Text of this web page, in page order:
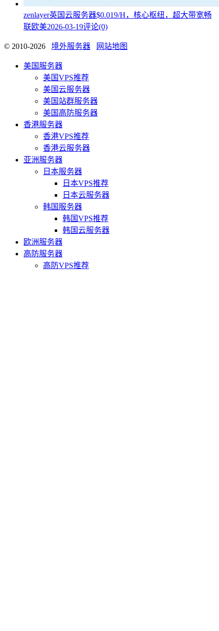
zenlayer英国云服务器$0.019/H，核心枢纽，超大带宽畅
联欧美2026-03-19评论(0)
© 2010-2026 境外服务器 网站地图
美国服务器
美国VPS推荐
美国云服务器
美国站群服务器
美国高防服务器
香港服务器
香港VPS推荐
香港云服务器
亚洲服务器
日本服务器
日本VPS推荐
日本云服务器
韩国服务器
韩国VPS推荐
韩国云服务器
欧洲服务器
高防服务器
高防VPS推荐